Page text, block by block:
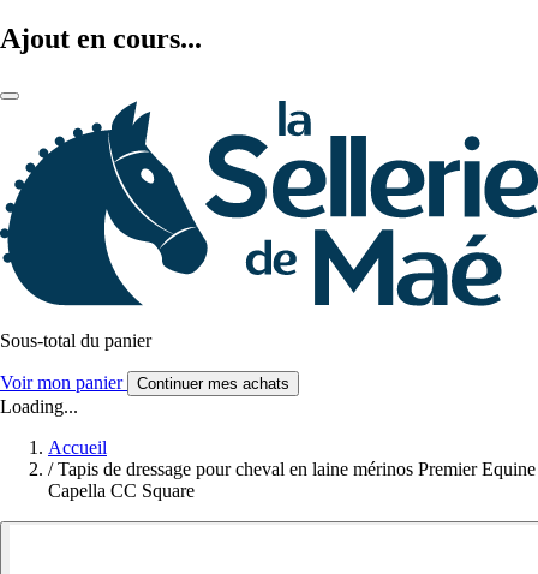
Ajout en cours...
Sous-total du panier
Voir mon panier Continuer mes achats
Loading...
Accueil
/ Tapis de dressage pour cheval en laine mérinos Premier Equine
Capella CC Square